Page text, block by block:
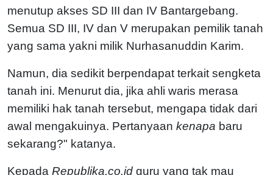
menutup akses SD III dan IV Bantargebang.
Semua SD III, IV dan V merupakan pemilik tanah
yang sama yakni milik Nurhasanuddin Karim.
Namun, dia sedikit berpendapat terkait sengketa
tanah ini. Menurut dia, jika ahli waris merasa
memiliki hak tanah tersebut, mengapa tidak dari
awal mengakuinya. Pertanyaan kenapa baru
sekarang?" katanya.
Kepada Republika.co.id guru yang tak mau